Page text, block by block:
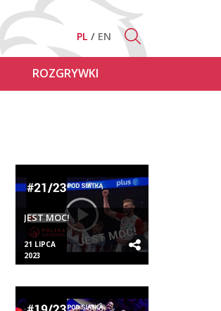
PL EN
ROZGRYWKI
JEST MOC!
21 LIPCA
2023